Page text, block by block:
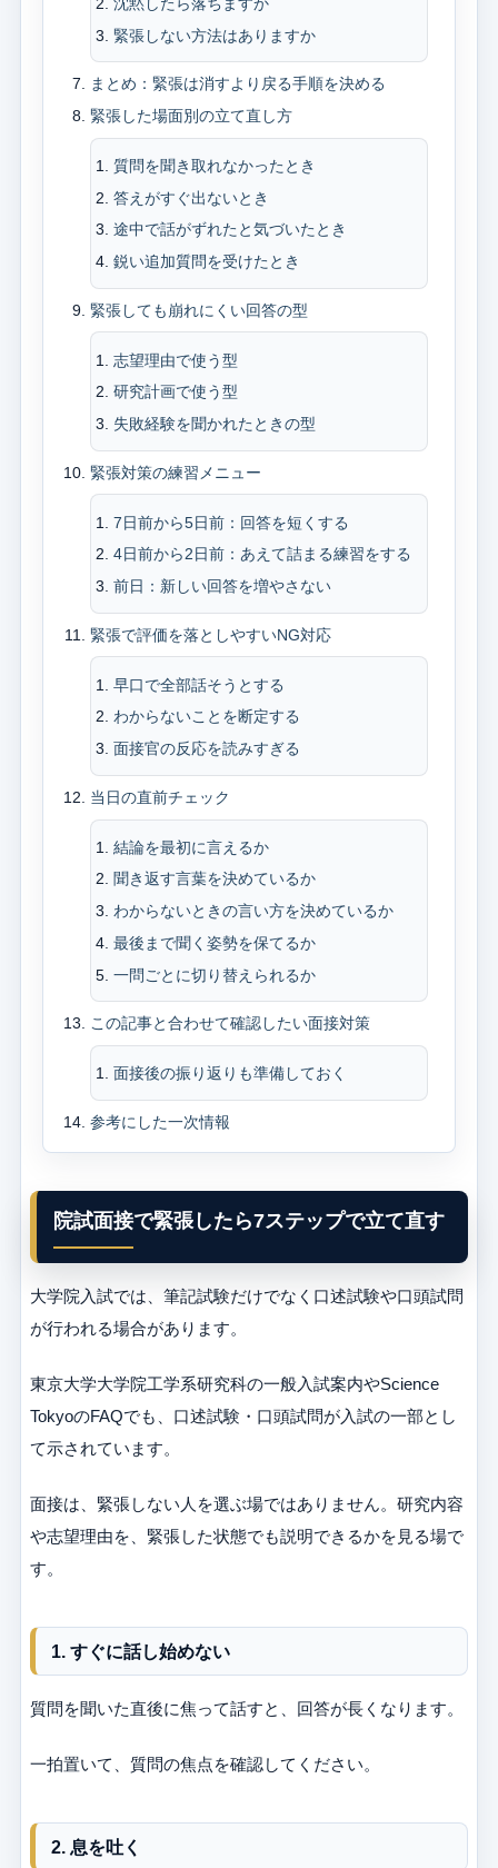
沈黙したら落ちますか
緊張しない方法はありますか
まとめ：緊張は消すより戻る手順を決める
緊張した場面別の立て直し方
質問を聞き取れなかったとき
答えがすぐ出ないとき
途中で話がずれたと気づいたとき
鋭い追加質問を受けたとき
緊張しても崩れにくい回答の型
志望理由で使う型
研究計画で使う型
失敗経験を聞かれたときの型
緊張対策の練習メニュー
7日前から5日前：回答を短くする
4日前から2日前：あえて詰まる練習をする
前日：新しい回答を増やさない
緊張で評価を落としやすいNG対応
早口で全部話そうとする
わからないことを断定する
面接官の反応を読みすぎる
当日の直前チェック
結論を最初に言えるか
聞き返す言葉を決めているか
わからないときの言い方を決めているか
最後まで聞く姿勢を保てるか
一問ごとに切り替えられるか
この記事と合わせて確認したい面接対策
面接後の振り返りも準備しておく
参考にした一次情報
院試面接で緊張したら7ステップで立て直す
大学院入試では、筆記試験だけでなく口述試験や口頭試問
が行われる場合があります。
東京大学大学院工学系研究科の一般入試案内やScience
TokyoのFAQでも、口述試験・口頭試問が入試の一部とし
て示されています。
面接は、緊張しない人を選ぶ場ではありません。研究内容
や志望理由を、緊張した状態でも説明できるかを見る場で
す。
1. すぐに話し始めない
質問を聞いた直後に焦って話すと、回答が長くなります。
一拍置いて、質問の焦点を確認してください。
2. 息を吐く